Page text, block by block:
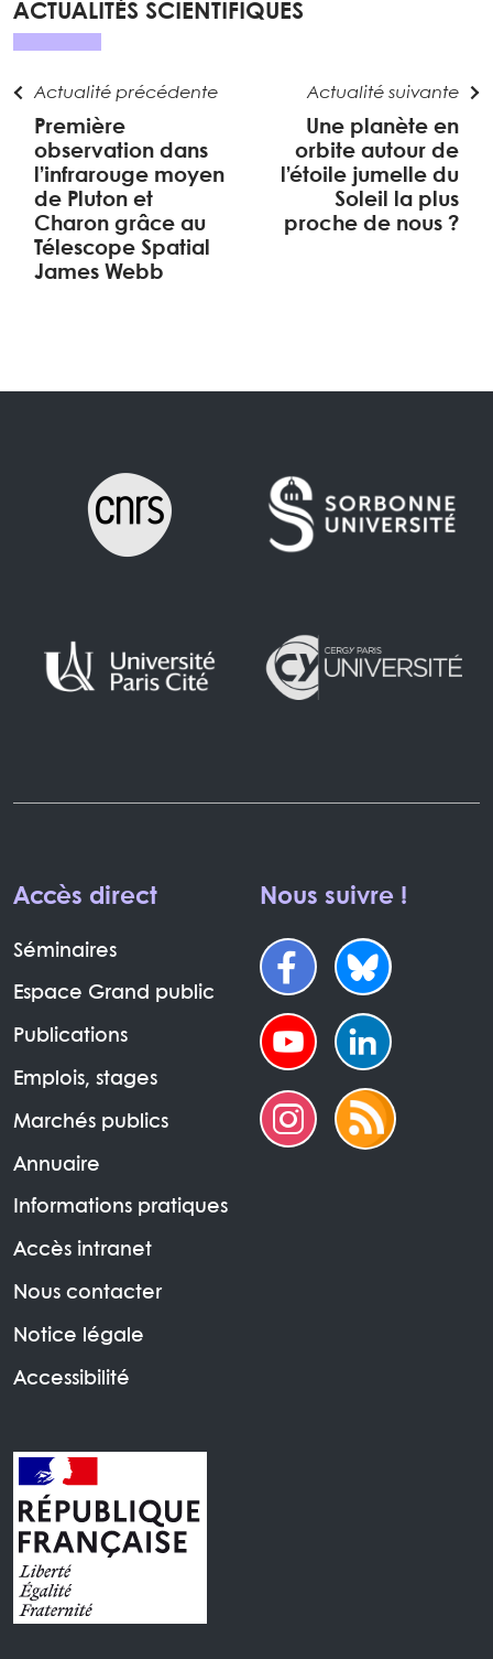
ACTUALITÉS SCIENTIFIQUES
Actualité précédente
Première
observation dans
l’infrarouge moyen
de Pluton et
Charon grâce au
Télescope Spatial
James Webb
Actualité suivante
Une planète en
orbite autour de
l’étoile jumelle du
Soleil la plus
proche de nous ?
Accès direct
Séminaires
Espace Grand public
Publications
Emplois, stages
Marchés publics
Annuaire
Informations pratiques
Accès intranet
Nous contacter
Notice légale
Accessibilité
Nous suivre !